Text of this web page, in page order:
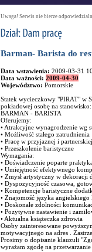
Uwaga! Serwis nie bierze
Barman- Barista do
Data wstawienia: 2009-03-31
Data ważności: 2009-04-30
Województwo: Pomorskie
Statek wycieczkowy "PIRAT" w
pokładowej osobę na stanowisko:
BARMAN - BARISTA
Oferujemy:
• Atrakcyjne wynagrodzenie wg
• Możliwość stałego zatrudnienia
• Pracę w przyjaznej i
• Przeszkolenie baristyczne
Wymagania:
• Doświadczenie poparte
• Umiejętność efektywnego
• Zmysł artystyczny w dekoracji
• Dyspozycyjność czasowa,
• Kompetencje baristyczne
• Znajomość języka
• Doskonałe zdolności
• Pozytywne nastawienie i
• Aktualna książeczka zdrowia
Osoby zainteresowane
motywacyjnego na adres .
Prosimy o dopisanie klauzuli
wyrażam zgodę na